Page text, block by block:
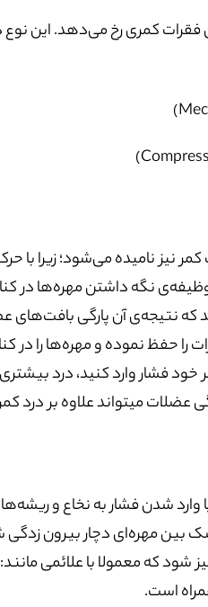
رخ می‌دهد. این نوع درد را
نیز نامیده می‌شود؛ زیرا با
نگه داشتن مهره‌ها در
نتیجه‌ی آن پارگی
حفظ نموده و مهره‌ها را در
خود فشار وارد کنید، درد
میتواند علاوه بر درد کمر
وارد شدن فشار به نخاع و
بین مهره‌ای دچار بیرون زدگی
شود که معمولا با علائمی
است.